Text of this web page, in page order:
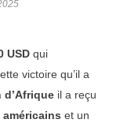
USD qui
victoire qu’il a
d’Afrique il a reçu
et un